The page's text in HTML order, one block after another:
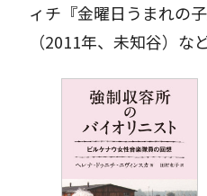
ィチ『金曜日うまれの
（2011年、未知谷）など